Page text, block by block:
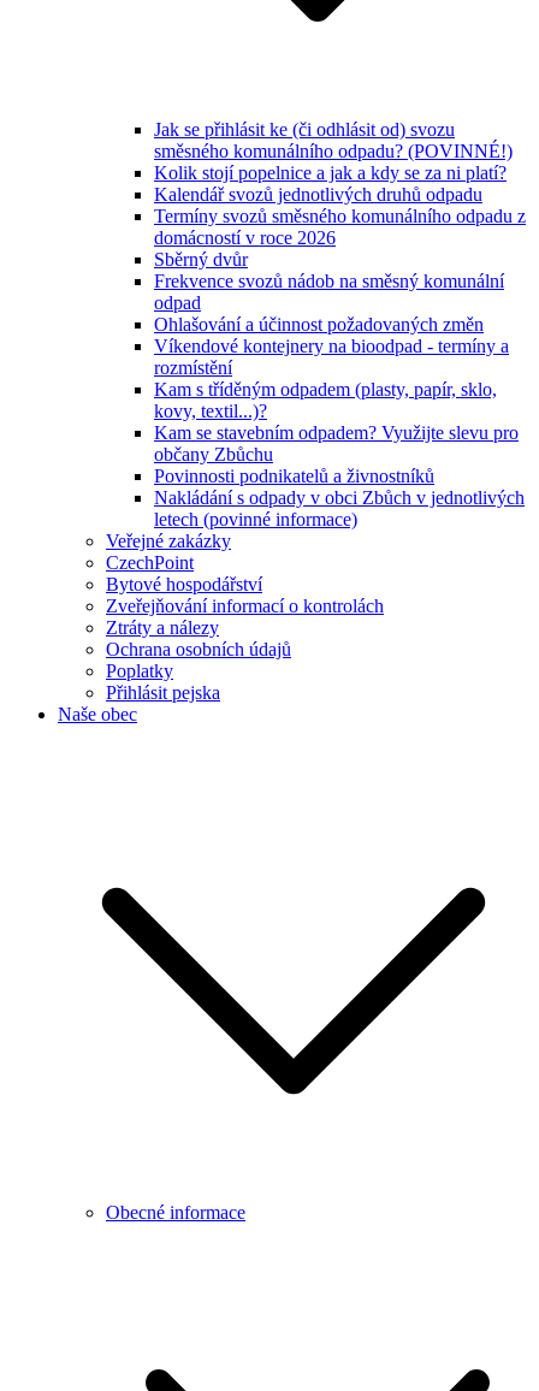
Jak se přihlásit ke (či odhlásit od) svozu
směsného komunálního odpadu? (POVINNÉ!)
Kolik stojí popelnice a jak a kdy se za ni platí?
Kalendář svozů jednotlivých druhů odpadu
Termíny svozů směsného komunálního odpadu z
domácností v roce 2026
Sběrný dvůr
Frekvence svozů nádob na směsný komunální
odpad
Ohlašování a účinnost požadovaných změn
Víkendové kontejnery na bioodpad - termíny a
rozmístění
Kam s tříděným odpadem (plasty, papír, sklo,
kovy, textil...)?
Kam se stavebním odpadem? Využijte slevu pro
občany Zbůchu
Povinnosti podnikatelů a živnostníků
Nakládání s odpady v obci Zbůch v jednotlivých
letech (povinné informace)
Veřejné zakázky
CzechPoint
Bytové hospodářství
Zveřejňování informací o kontrolách
Ztráty a nálezy
Ochrana osobních údajů
Poplatky
Přihlásit pejska
Naše obec
Obecné informace